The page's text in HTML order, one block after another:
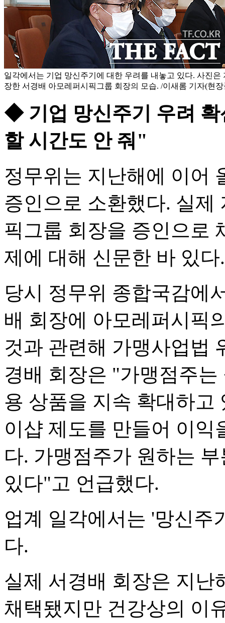
일각에서는 기업 망신주기에 대한 우려를 내놓고 있다. 사진은
장한 서경배 아모레퍼시픽그룹 회장의 모습. /이새롬 기자(현장
◆ 기업 망신주기 우려
할 시간도 안 줘"
정무위는 지난해에 이어
증인으로 소환했다. 실제
픽그룹 회장을 증인으로
제에 대해 신문한 바 있다.
당시 정무위 종합국감에
배 회장에 아모레퍼시픽
것과 관련해 가맹사업법
경배 회장은 "가맹점주
용 상품을 지속 확대하고
이샵 제도를 만들어 이익
다. 가맹점주가 원하는
있다"고 언급했다.
업계 일각에서는 '망신주
다.
실제 서경배 회장은 지난
채택됐지만 건강상의 이